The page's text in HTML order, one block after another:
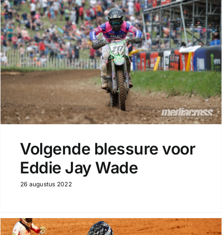
Volgende blessure voor
Eddie Jay Wade
26 augustus 2022